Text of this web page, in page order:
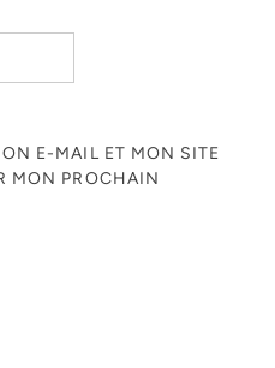
E-MAIL ET MON SITE
MON PROCHAIN